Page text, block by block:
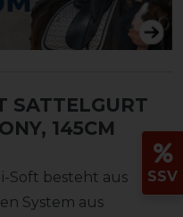
SATTELGURT
145CM
Soft besteht aus
System aus
SSV